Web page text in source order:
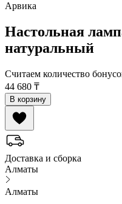
Арвика
Настольная
натуральный
Считаем количество
44 680 ₸
В корзину
Доставка и сборка
Алматы
Алматы